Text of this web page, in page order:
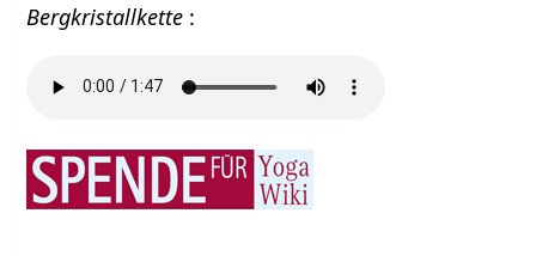
Bergkristallkette :